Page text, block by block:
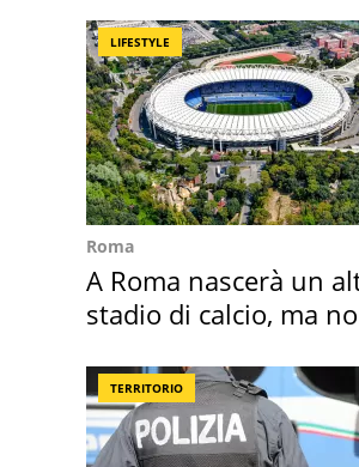
LIFESTYLE
Roma
A Roma nascerà un
stadio di calcio, ma
TERRITORIO